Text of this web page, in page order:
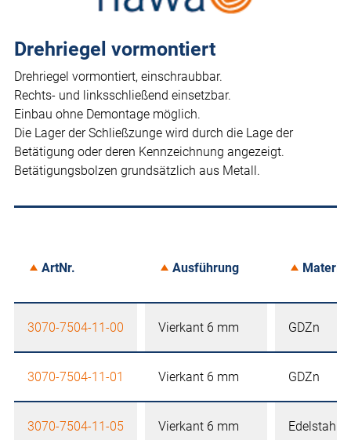
Drehriegel vormontiert
Drehriegel vormontiert, einschraubbar.
Rechts- und linksschließend einsetzbar.
Einbau ohne Demontage möglich.
Die Lager der Schließzunge wird durch die Lage der
Betätigung oder deren Kennzeichnung angezeigt.
Betätigungsbolzen grundsätzlich aus Metall.
ArtNr. Ausführung Material
3070-7504-11-00 Vierkant 6 mm GDZn
3070-7504-11-01 Vierkant 6 mm GDZn
3070-7504-11-05 Vierkant 6 mm Edelstahl